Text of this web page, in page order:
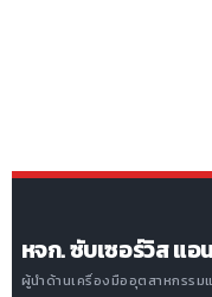
หจก. ซับเซอร์วิส แ
ผู้นำด้านเครื่องมืออุตสาหกรรม